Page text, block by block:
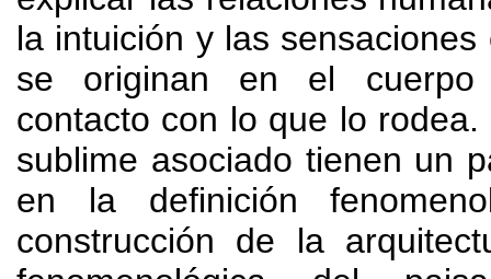
la intuición y las
se originan en el cuerpo
contacto con lo que lo rodea.
sublime asociado tienen un
en la definición
construcción de la